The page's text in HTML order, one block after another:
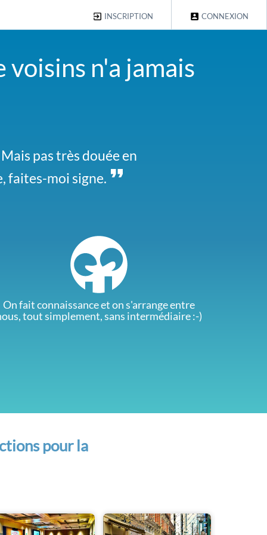
CONNEXION
INSCRIPTION
n'a jamais
pas très douée en
faites-moi signe.
Passez me voir
On fait connaissance et on s'arrange entre
tout simplement, sans intermédiaire :-)
pour la